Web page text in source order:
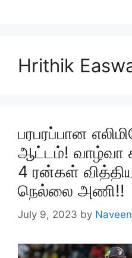
Hrithik
பரபரப்பான
ஆட்டம்! வாழ்வா
4 ரன்கள்
நெல்லை அணி!!
July 9, 2023 by